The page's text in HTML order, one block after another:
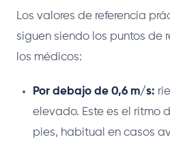
Los valores de referencia
siguen siendo los puntos de
los médicos:
Por debajo de 0,6 m/s:
elevado. Este es el ritmo
pies, habitual en casos